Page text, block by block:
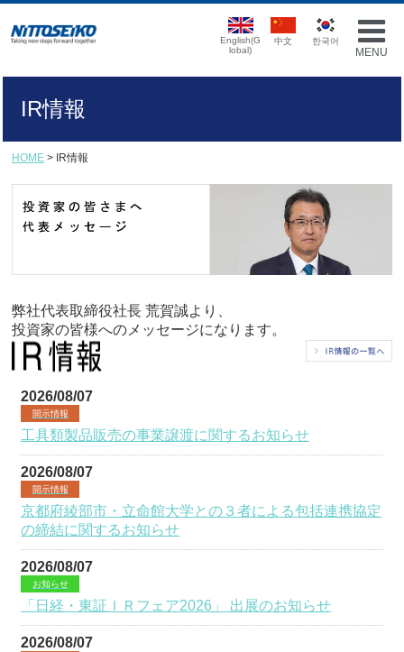
MENU
English(G
lobal)
中文 한국어
IR情報
HOME > IR情報
弊社代表取締役社長 荒賀誠より、
投資家の皆様へのメッセージになります。
2026/08/07
開示情報
工具類製品販売の事業譲渡に関するお知らせ
2026/08/07
開示情報
京都府綾部市・立命館大学との３者による包括連携協定
の締結に関するお知らせ
2026/08/07
お知らせ
「日経・東証ＩＲフェア2026」 出展のお知らせ
2026/08/07